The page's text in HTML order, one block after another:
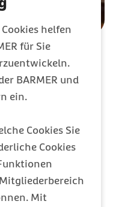
Cookies helfen
für Sie
BARMER und
ein.
Cookies Sie
Cookies
Mit
der
Barmer-App.
uns:Mit dem
100 Euroim Jahr